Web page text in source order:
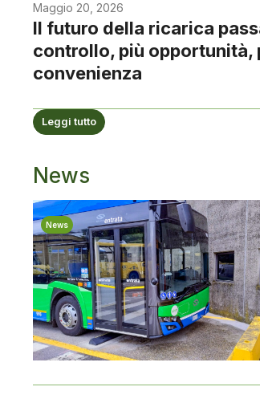
Maggio 20, 2026
Il futuro della ricarica
controllo, più opportunità,
convenienza
Leggi tutto
News
News